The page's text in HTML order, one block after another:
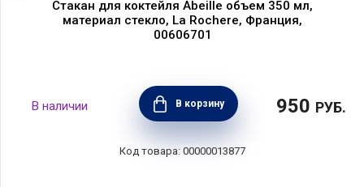
Стакан для коктейля Abeille объем 350 мл,
материал стекло, La Rochere, Франция,
00606701
В корзину 950 РУБ.
00000013877